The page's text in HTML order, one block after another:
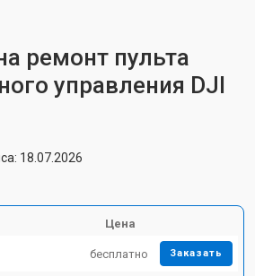
ремонт пульта
управления DJI
18.07.2026
Цена
бесплатно Заказать